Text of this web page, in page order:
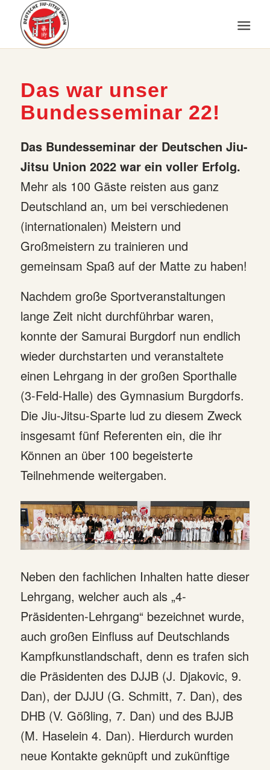
Das war unser
Bundesseminar 22!
Das Bundesseminar der Deutschen Jiu-
Jitsu Union 2022 war ein voller Erfolg.
Mehr als 100 Gäste reisten aus ganz
Deutschland an, um bei verschiedenen
(internationalen) Meistern und
Großmeistern zu trainieren und
gemeinsam Spaß auf der Matte zu haben!
Nachdem große Sportveranstaltungen
lange Zeit nicht durchführbar waren,
konnte der Samurai Burgdorf nun endlich
wieder durchstarten und veranstaltete
einen Lehrgang in der großen Sporthalle
(3-Feld-Halle) des Gymnasium Burgdorfs.
Die Jiu-Jitsu-Sparte lud zu diesem Zweck
insgesamt fünf Referenten ein, die ihr
Können an über 100 begeisterte
Teilnehmende weitergaben.
Neben den fachlichen Inhalten hatte dieser
Lehrgang, welcher auch als „4-
Präsidenten-Lehrgang“ bezeichnet wurde,
auch großen Einfluss auf Deutschlands
Kampfkunstlandschaft, denn es trafen sich
die Präsidenten des DJJB (J. Djakovic, 9.
Dan), der DJJU (G. Schmitt, 7. Dan), des
DHB (V. Gößling, 7. Dan) und des BJJB
(M. Haselein 4. Dan). Hierdurch wurden
neue Kontakte geknüpft und zukünftige